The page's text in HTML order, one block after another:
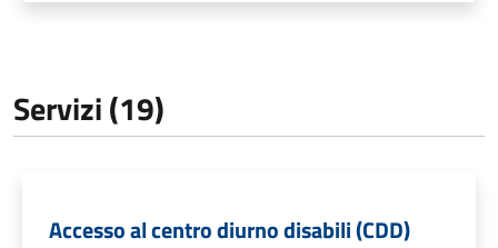
Servizi (19)
Accesso al centro diurno disabili (CDD)